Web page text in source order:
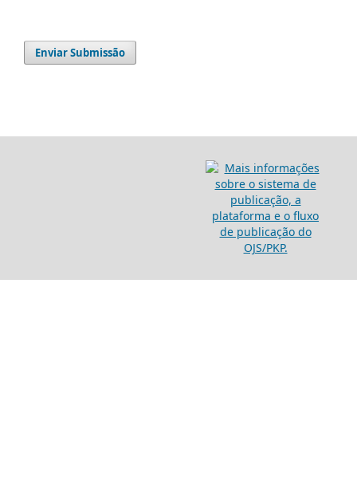
Enviar Submissão